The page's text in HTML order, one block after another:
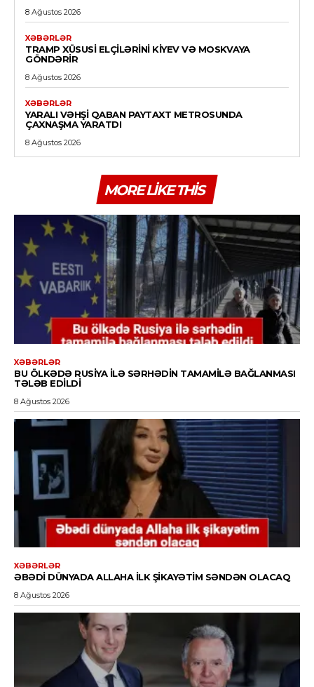
8 Ağustos 2026
XƏBƏRLƏR
TRAMP XÜSUSI ELÇILƏRINI KIYEV VƏ MOSKVAYA
GÖNDƏRIR
8 Ağustos 2026
XƏBƏRLƏR
YARALI VƏHŞI QABAN PAYTAXT METROSUNDA
ÇAXNAŞMA YARATDI
8 Ağustos 2026
MORE LIKE THIS
XƏBƏRLƏR
BU ÖLKƏDƏ RUSIYA ILƏ SƏRHƏDIN TAMAMILƏ BAĞLANMASI
TƏLƏB EDILDI
8 Ağustos 2026
XƏBƏRLƏR
ƏBƏDI DÜNYADA ALLAHA ILK ŞIKAYƏTIM SƏNDƏN OLACAQ
8 Ağustos 2026